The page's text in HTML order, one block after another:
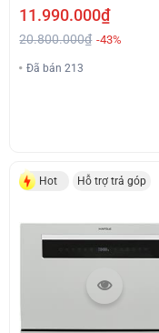
Tốt
11.990.000₫
20.800.000₫ -43%
Đã bán 213
Hot Hỗ trợ trả góp